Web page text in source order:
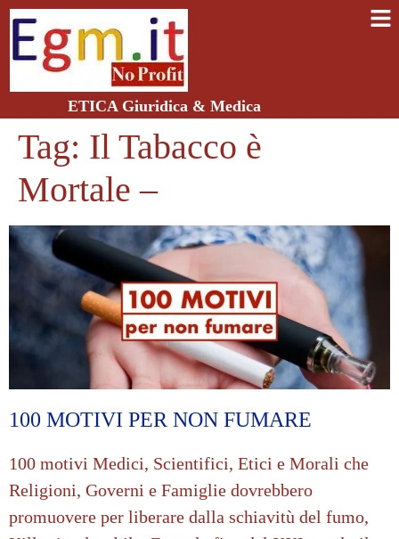
ETICA Giuridica & Medica
Tag: Il Tabacco è
Mortale –
100 MOTIVI PER NON FUMARE
100 motivi Medici, Scientifici, Etici e Morali che
Religioni, Governi e Famiglie dovrebbero
promuovere per liberare dalla schiavitù del fumo,